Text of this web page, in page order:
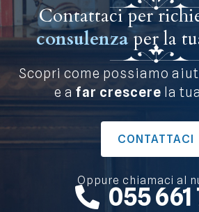
Contattaci per
consulenzaper la
Scopri come possiamo
e afar crescere la
CONTATTACI
Oppure chiamaci al
055 661